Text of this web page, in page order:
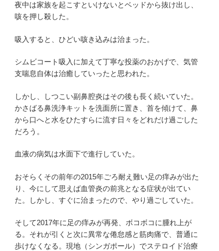
夜中は家族を起こすといけないとベッドから抜け出し、
咳を押し殺した。
吸入すると、ひどい咳き込みは治まった。
シムビコート吸入に加えて丁寧な投薬のおかげで、気管
支喘息自体は治癒していったと思われた。
しかし、しつこい副鼻腔炎はその後も長く続いていた。
かさばる鼻洗浄キットを洗面所に置き、首を傾けて、鼻
から口へと水をひたすらに流す日々をどれだけ過ごした
だろう。
血液の病気は水面下で進行していた。
おそらくその前年の2015年ごろ耐え難い足の痒みが出た
り、今にして思えば血管炎の前兆となる症状が出てい
た。しかし、すぐに治まったので、やり過ごしていた。
そして2017年に足の痒みが再発、ボコボコに腫れ上が
る。それが引くと次に異常な倦怠感と筋肉痛で、普通に
歩けなくなる。現地（シンガポール）でステロイド治療